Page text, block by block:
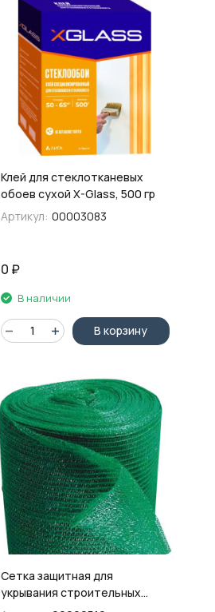
Клей для стеклотканевых
обоев сухой X-Glass, 500 гр
Артикул: 00003083
0 ₽
В наличии
В корзину
Сетка защитная для
укрывания строительных
лесов TD Stels, 3х50м,